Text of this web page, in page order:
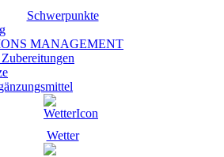
Schwerpunkte
MANAGEMENT
Wetter